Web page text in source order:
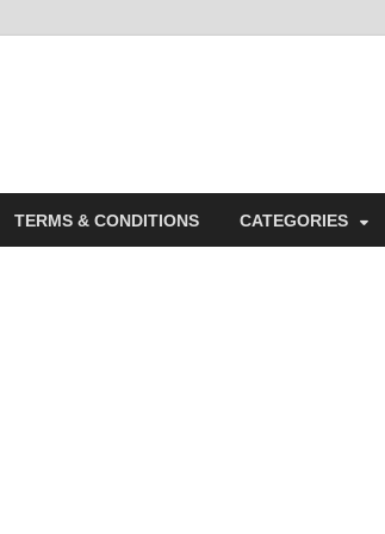
TERMS & CONDITIONS CATEGORIES